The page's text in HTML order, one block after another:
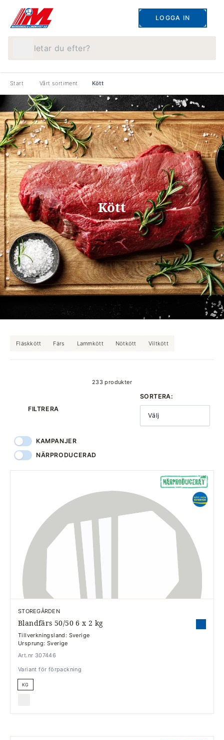
LOGGA IN
Start Vårt sortiment Kött
Kött
Fläskkött Färs Lammkött Nötkött Viltkött
233 produkter
FILTRERA
SORTERA:
Välj
KAMPANJER
NÄRPRODUCERAD
STOREGÅRDEN
Blandfärs 50/50 6 x 2 kg
Tillverkningsland: Sverige
Ursprung: Sverige
Art.nr 307446
Variant för förpackning
KG